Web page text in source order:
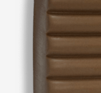
Pele
Negra)